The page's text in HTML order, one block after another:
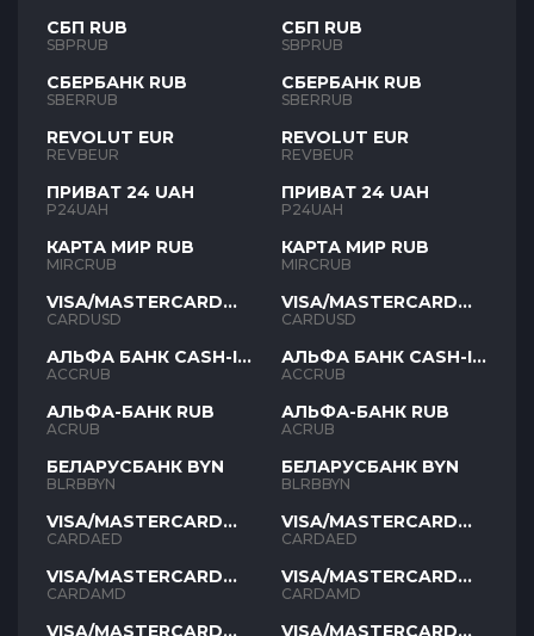
СБП RUB
SBPRUB
СБЕРБАНК RUB
SBERRUB
REVOLUT EUR
REVBEUR
ПРИВАТ 24 UAH
P24UAH
КАРТА МИР RUB
MIRCRUB
VISA/MASTERCARD
USD
CARDUSD
АЛЬФА БАНК CASH-IN
RUB
ACCRUB
АЛЬФА-БАНК RUB
ACRUB
БЕЛАРУСБАНК BYN
BLRBBYN
VISA/MASTERCARD
AED
CARDAED
VISA/MASTERCARD
AMD
CARDAMD
VISA/MASTERCARD
СБП RUB
SBPRUB
СБЕРБАНК RUB
SBERRUB
REVOLUT EUR
REVBEUR
ПРИВАТ 24 UAH
P24UAH
КАРТА МИР RUB
MIRCRUB
VISA/MASTERCARD
USD
CARDUSD
АЛЬФА БАНК CASH-IN
RUB
ACCRUB
АЛЬФА-БАНК RUB
ACRUB
БЕЛАРУСБАНК BYN
BLRBBYN
VISA/MASTERCARD
AED
CARDAED
VISA/MASTERCARD
AMD
CARDAMD
VISA/MASTERCARD